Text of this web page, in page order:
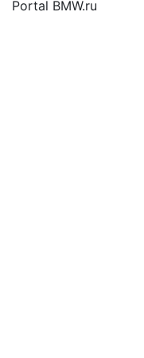
Portal BMW.ru